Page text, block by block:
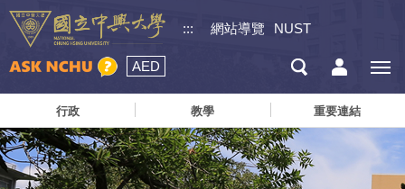
::: 網站導覽 NUST
AED
行政 教學 重要連結